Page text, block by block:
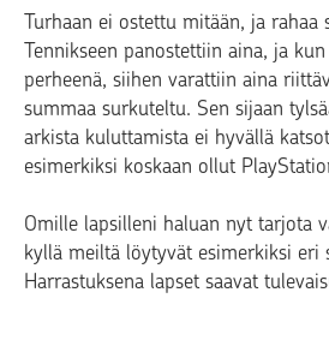
Turhaan ei ostettu mitään, ja rahaa
Tennikseen panostettiin aina, ja
perheenä, siihen varattiin aina
summaa surkuteltu. Sen sijaan
arkista kuluttamista ei hyvällä
esimerkiksi koskaan ollut
Omille lapsilleni haluan nyt tarjota
kyllä meiltä löytyvät esimerkiksi eri
Harrastuksena lapset saavat